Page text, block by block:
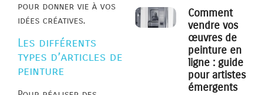
pour donner vie à vos
idées créatives.
Les différents
types d’articles de
peinture
Comment
vendre vos
œuvres de
peinture en
ligne : guide
pour artistes
émergents